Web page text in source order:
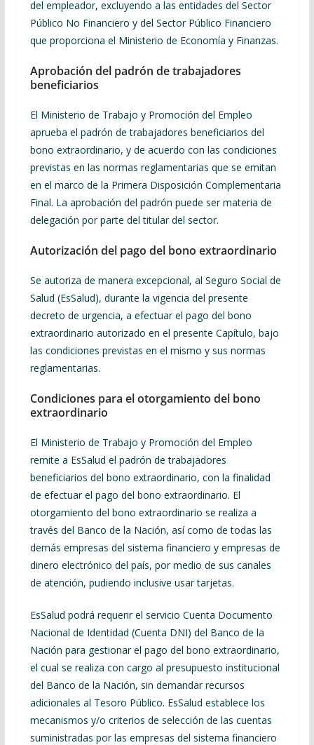
del empleador, excluyendo a las entidades del Sector
Público No Financiero y del Sector Público Financiero
que proporciona el Ministerio de Economía y Finanzas.
Aprobación del padrón de trabajadores
beneficiarios
El Ministerio de Trabajo y Promoción del Empleo
aprueba el padrón de trabajadores beneficiarios del
bono extraordinario, y de acuerdo con las condiciones
previstas en las normas reglamentarias que se emitan
en el marco de la Primera Disposición Complementaria
Final. La aprobación del padrón puede ser materia de
delegación por parte del titular del sector.
Autorización del pago del bono extraordinario
Se autoriza de manera excepcional, al Seguro Social de
Salud (EsSalud), durante la vigencia del presente
decreto de urgencia, a efectuar el pago del bono
extraordinario autorizado en el presente Capítulo, bajo
las condiciones previstas en el mismo y sus normas
reglamentarias.
Condiciones para el otorgamiento del bono
extraordinario
El Ministerio de Trabajo y Promoción del Empleo
remite a EsSalud el padrón de trabajadores
beneficiarios del bono extraordinario, con la finalidad
de efectuar el pago del bono extraordinario. El
otorgamiento del bono extraordinario se realiza a
través del Banco de la Nación, así como de todas las
demás empresas del sistema financiero y empresas de
dinero electrónico del país, por medio de sus canales
de atención, pudiendo inclusive usar tarjetas.
EsSalud podrá requerir el servicio Cuenta Documento
Nacional de Identidad (Cuenta DNI) del Banco de la
Nación para gestionar el pago del bono extraordinario,
el cual se realiza con cargo al presupuesto institucional
del Banco de la Nación, sin demandar recursos
adicionales al Tesoro Público. EsSalud establece los
mecanismos y/o criterios de selección de las cuentas
suministradas por las empresas del sistema financiero